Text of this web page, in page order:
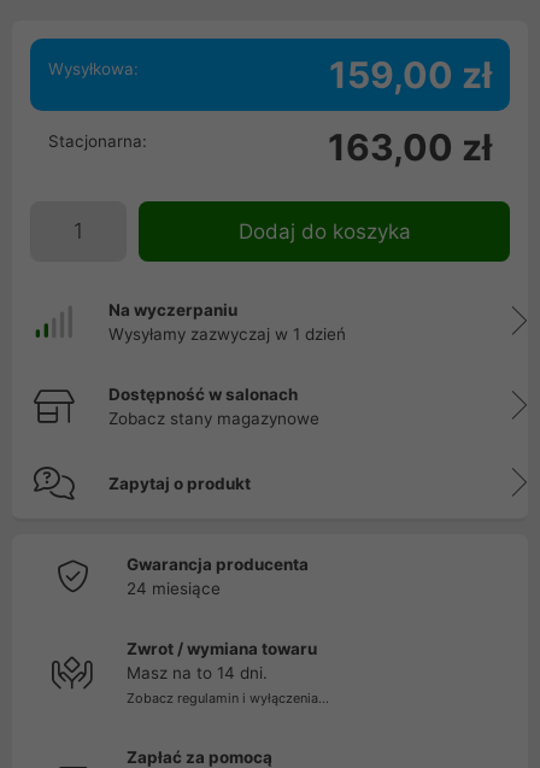
Wysyłkowa: 159,00 zł
Stacjonarna: 163,00 zł
Dodaj do koszyka
Na wyczerpaniu
Wysyłamy zazwyczaj w 1 dzień
Dostępność w salonach
Zobacz stany magazynowe
Zapytaj o produkt
Gwarancja producenta
24 miesiące
Zwrot / wymiana towaru
Masz na to 14 dni.
Zobacz regulamin i wyłączenia...
Zapłać za pomocą